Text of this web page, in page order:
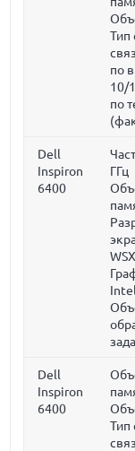
Тип
по
10/
по
Dell
Inspiron
6400
ГГц
Dell
Inspiron
6400
Тип